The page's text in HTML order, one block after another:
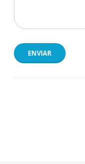
ENVIAR